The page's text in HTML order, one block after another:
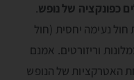
כפונקציה של נופש.
חול נעימה יחסית (חול
וריזורטים. אמנם
האטרקציות של הנופש